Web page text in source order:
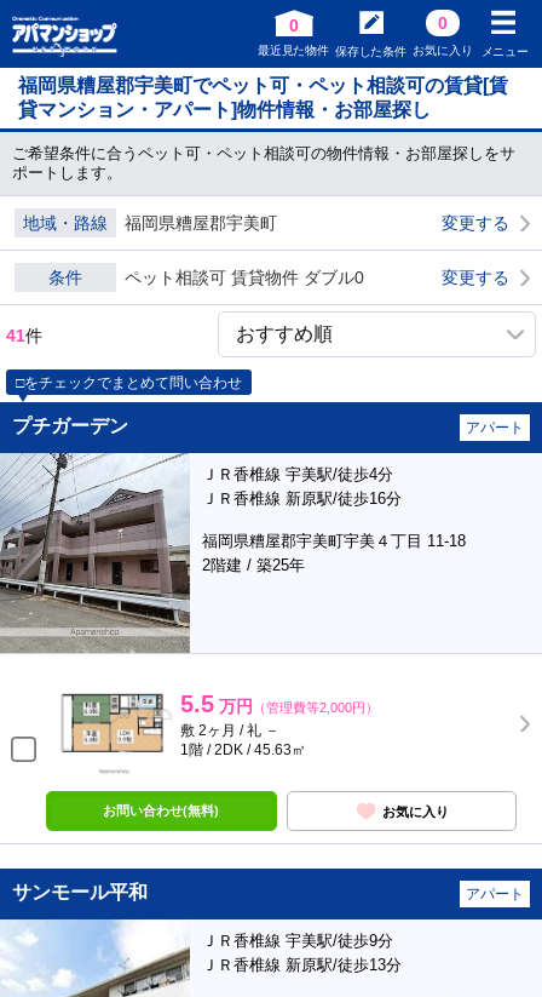
0
最近見た物件 保存した条件
0
お気に入り メニュー
福岡県糟屋郡宇美町でペット可・ペット相談可の賃貸[賃
貸マンション・アパート]物件情報・お部屋探し
ご希望条件に合うペット可・ペット相談可の物件情報・お部屋探しをサ
ポートします。
地域・路線 福岡県糟屋郡宇美町 変更する
条件 ペット相談可 賃貸物件 ダブル0 変更する
41件
□をチェックでまとめて問い合わせ
プチガーデン アパート
ＪＲ香椎線 宇美駅/徒歩4分
ＪＲ香椎線 新原駅/徒歩16分
福岡県糟屋郡宇美町宇美４丁目 11-18
2階建 / 築25年
5.5 万円 （管理費等2,000円）
敷 2ヶ月 / 礼 －
1階 / 2DK / 45.63㎡
お問い合わせ(無料) お気に入り
サンモール平和 アパート
ＪＲ香椎線 宇美駅/徒歩9分
ＪＲ香椎線 新原駅/徒歩13分